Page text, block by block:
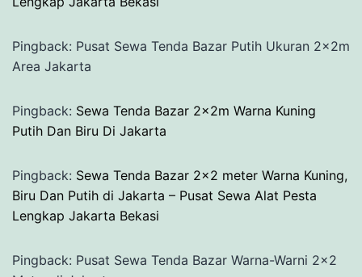
Pingback: Pusat Sewa Tenda Bazar Putih Ukuran 2x2m
Area Jakarta
Pingback: Sewa Tenda Bazar 2x2m Warna Kuning
Putih Dan Biru Di Jakarta
Pingback: Sewa Tenda Bazar 2×2 meter Warna Kuning,
Biru Dan Putih di Jakarta – Pusat Sewa Alat Pesta
Lengkap Jakarta Bekasi
Pingback: Pusat Sewa Tenda Bazar Warna-Warni 2x2